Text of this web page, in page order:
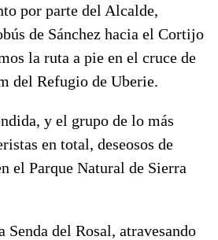
por parte del Alcalde,
de Sánchez hacia el Cortijo
la ruta a pie en el cruce de
del Refugio de Uberie.
y el grupo de lo más
en total, deseosos de
el Parque Natural de Sierra
Senda del Rosal, atravesando